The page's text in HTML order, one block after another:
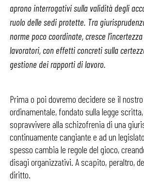
aprono interrogativi sulla validità degli
ruolo delle sedi protette. Tra
norme poco coordinate, cresce
lavoratori, con effetti concreti sulla
gestione dei rapporti di lavoro.
Prima o poi dovremo decidere se il
ordinamentale, fondato sulla legge
sopravvivere alla schizofrenia di una
continuamente cangiante e ad un
spesso cambia le regole del gioco,
disagi organizzativi. A scapito, peraltro,
diritto.